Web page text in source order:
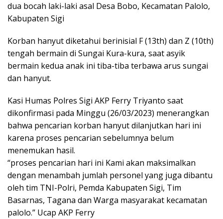
dua bocah laki-laki asal Desa Bobo, Kecamatan Palolo,
Kabupaten Sigi
Korban hanyut diketahui berinisial F (13th) dan Z (10th)
tengah bermain di Sungai Kura-kura, saat asyik
bermain kedua anak ini tiba-tiba terbawa arus sungai
dan hanyut.
Kasi Humas Polres Sigi AKP Ferry Triyanto saat
dikonfirmasi pada Minggu (26/03/2023) menerangkan
bahwa pencarian korban hanyut dilanjutkan hari ini
karena proses pencarian sebelumnya belum
menemukan hasil.
“proses pencarian hari ini Kami akan maksimalkan
dengan menambah jumlah personel yang juga dibantu
oleh tim TNI-Polri, Pemda Kabupaten Sigi, Tim
Basarnas, Tagana dan Warga masyarakat kecamatan
palolo.” Ucap AKP Ferry